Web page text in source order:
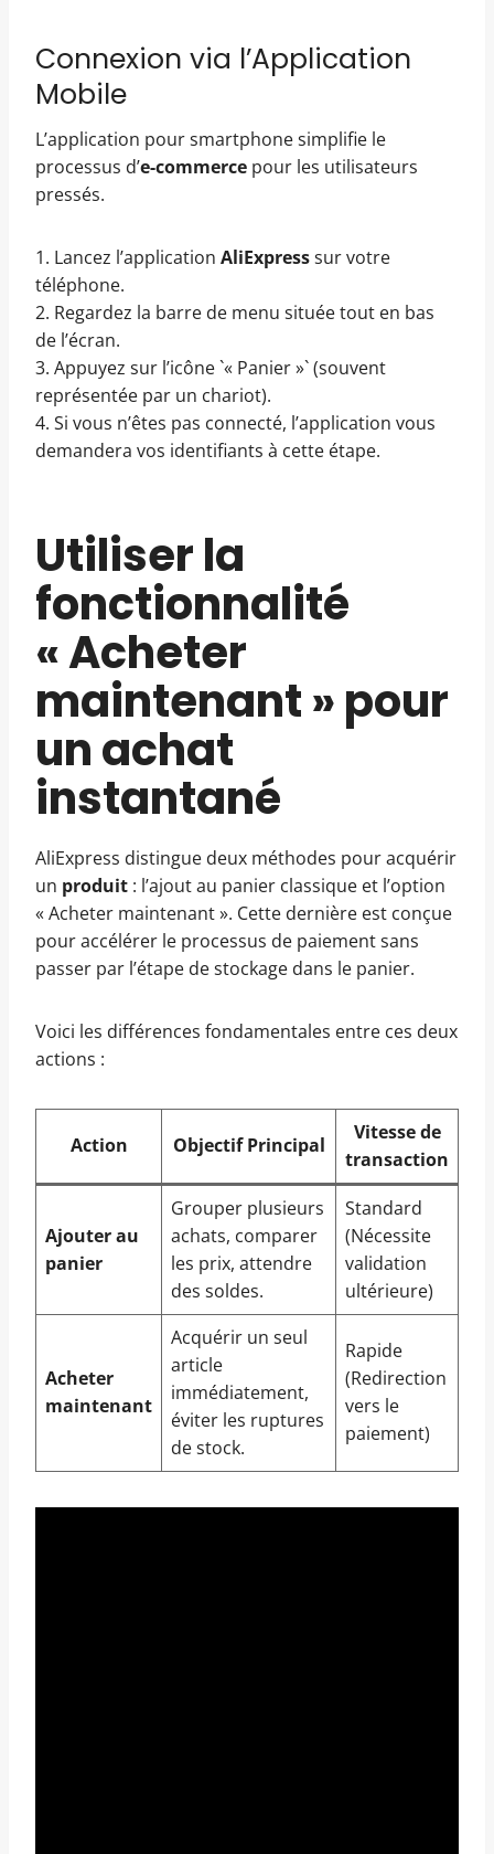
Connexion via l’Application
Mobile
L’application pour smartphone simplifie le
processus d’e-commerce pour les utilisateurs
pressés.
1. Lancez l’application AliExpresssur votre
téléphone.
2. Regardez la barre de menu située tout en bas
de l’écran.
3. Appuyez sur l’icône `« Panier »` (souvent
représentée par un chariot).
4. Si vous n’êtes pas connecté, l’application vous
demandera vos identifiants à cette étape.
Utiliser la
fonctionnalité
« Acheter
maintenant » pour
un achat
instantané
AliExpress distingue deux méthodes pour acquérir
un produit : l’ajout au panier classique et l’option
« Acheter maintenant ». Cette dernière est conçue
pour accélérer le processus de paiement sans
passer par l’étape de stockage dans le panier.
Voici les différences fondamentales entre ces deux
actions :
Action Objectif Principal
Vitesse de
transaction
Ajouter au
panier
Grouper plusieurs
achats, comparer
les prix, attendre
des soldes.
Standard
(Nécessite
validation
ultérieure)
Acheter
maintenant
Acquérir un seul
article
immédiatement,
éviter les ruptures
de stock.
Rapide
(Redirection
vers le
paiement)